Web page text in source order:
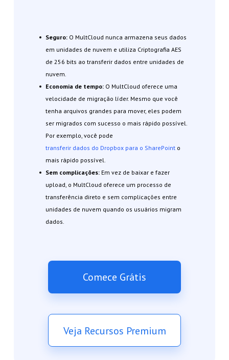
Seguro:O MultCloud nunca armazena seus dados
em unidades de nuvem e utiliza Criptografia AES
de 256 bits ao transferir dados entre unidades de
nuvem.
Economia de tempo:O MultCloud oferece uma
velocidade de migração líder. Mesmo que você
tenha arquivos grandes para mover, eles podem
ser migrados com sucesso o mais rápido possível.
Por exemplo, você pode
transferir dados do Dropbox para o SharePointo
mais rápido possível.
Sem complicações:Em vez de baixar e fazer
upload, o MultCloud oferece um processo de
transferência direto e sem complicações entre
unidades de nuvem quando os usuários migram
dados.
Comece Grátis
Veja Recursos Premium